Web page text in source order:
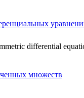
differential
множеств